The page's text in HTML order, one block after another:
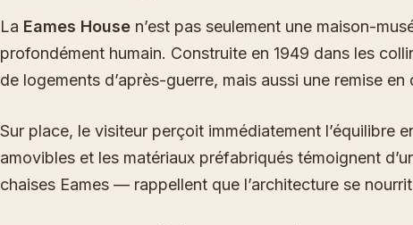
La Eames House n’est pas seulement une maison-
profondément humain. Construite en 1949 dans les
de logements d’après-guerre, mais aussi une remise
Sur place, le visiteur perçoit immédiatement l’équilibre
amovibles et les matériaux préfabriqués témoignent
chaises Eames — rappellent que l’architecture se nourrit